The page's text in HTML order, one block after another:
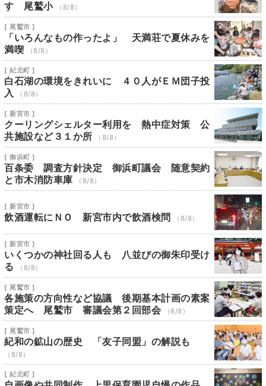
す 尾鷲小
（8/8）
[ 尾鷲市 ]
「いろんなもの作ったよ」 天満荘で夏休みを
満喫
（8/8）
[ 紀北町 ]
白石湖の環境をきれいに ４０人がＥＭ団子投
入
（8/8）
[ 新宮市 ]
クーリングシェルター利用を 熱中症対策 公
共施設など３１か所
（8/8）
[ 御浜町 ]
百条委 調査方針決定 御浜町議会 随意契約
と市木消防車庫
（8/8）
[ 新宮市 ]
飲酒運転にＮＯ 新宮市内で飲酒検問 （8/8）
[ 新宮市 ]
いくつかの神社回る人も 八並びの御朱印受け
る
（8/8）
[ 尾鷲市 ]
各施策の方向性など協議 後期基本計画の素案
策定へ 尾鷲市 審議会第２回部会
（8/8）
[ 尾鷲市 ]
紀和の鉱山の歴史 「友子同盟」の解説も
（8/8）
[ 紀北町 ]